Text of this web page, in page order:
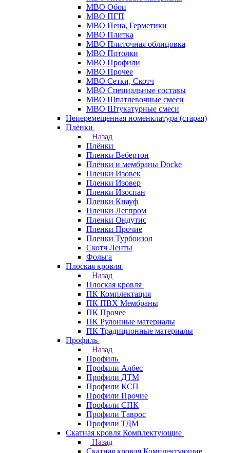
МВО Обои
МВО ПГП
МВО Пена, Герметики
МВО Плитка
МВО Плиточная облицовка
МВО Потолки
МВО Профили
МВО Прочее
МВО Сетки, Скотч
МВО Специальные составы
МВО Шпатлевочные смеси
МВО Штукатурные смеси
Неперемещенная номенклатура (старая)
Плёнки
Назад
Плёнки
Пленки Вебертон
Плёнки и мембраны Docke
Пленки Изовек
Пленки Изовер
Пленки Изоспан
Пленки Кнауф
Пленки Легпром
Пленки Ондутис
Пленки Прочие
Пленки Турбоизол
Скотч Ленты
Фольга
Плоская кровля
Назад
Плоская кровля
ПК Комплектация
ПК ПВХ Мембраны
ПК Прочее
ПК Рулонные материалы
ПК Традиционные материалы
Профиль
Назад
Профиль
Профили Албес
Профили ДТМ
Профили КСП
Профили Прочие
Профили СПК
Профили Таврос
Профили ТДМ
Скатная кровля Комплектующие
Назад
Скатная кровля Комплектующие